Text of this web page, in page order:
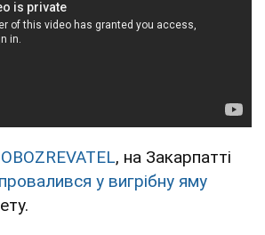
OBOZREVATEL, на Закарпатті
у вигрібну яму